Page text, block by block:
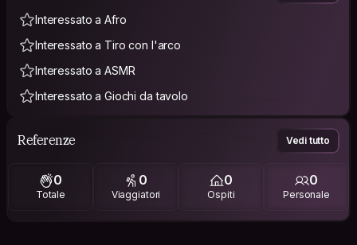
Interessato a Afro
Interessato a Tiro con l'arco
Interessato a ASMR
Interessato a Giochi da tavolo
Referenze Vedi tutto
0
Totale
0
Viaggiatori
0
Ospiti
0
Personale